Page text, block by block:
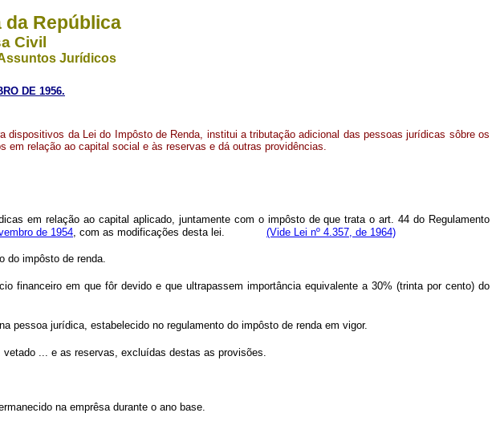
da República
Civil
Jurídicos
DE 1956.
dispositivos da Lei do Impôsto de Renda, institui a tributação adicional das pessoas jurídicas sôbre os
em relação ao capital social e às reservas e dá outras providências.
em relação ao capital aplicado, juntamente com o impôsto de que trata o art. 44 do Regulamento
de 1954, com as modificações desta lei. (Vide Lei nº 4.357, de 1964)
do impôsto de renda.
financeiro em que fôr devido e que ultrapassem importância equivalente a 30% (trinta por cento) do
pessoa jurídica, estabelecido no regulamento do impôsto de renda em vigor.
... e as reservas, excluídas destas as provisões.
na emprêsa durante o ano base.